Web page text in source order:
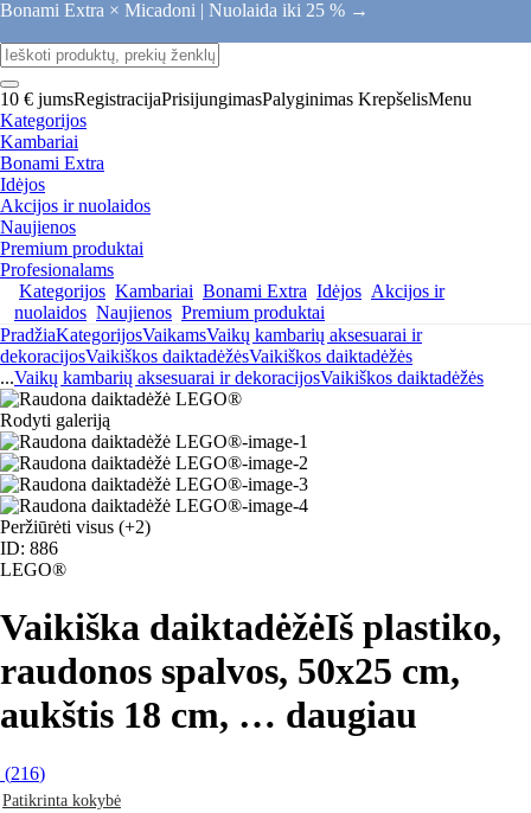
Bonami Extra × Micadoni | Nuolaida iki 25 % →
10 € jumsRegistracijaPrisijungimasPalyginimas KrepšelisMenu
Kategorijos
Kambariai
Bonami Extra
Idėjos
Akcijos ir nuolaidos
Naujienos
Premium produktai
Profesionalams
Kategorijos Kambariai Bonami Extra Idėjos Akcijos ir
nuolaidos Naujienos Premium produktai
PradžiaKategorijosVaikamsVaikų kambarių aksesuarai ir
dekoracijosVaikiškos daiktadėžėsVaikiškos daiktadėžės
...Vaikų kambarių aksesuarai ir dekoracijosVaikiškos daiktadėžės
Rodyti galeriją
Peržiūrėti visus (+2)
ID: 886
LEGO®
Vaikiška daiktadėžėIš plastiko,
raudonos spalvos, 50x25 cm,
aukštis 18 cm, … daugiau
(216)
Patikrinta kokybė